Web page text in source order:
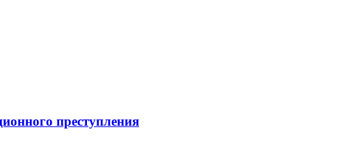
преступления